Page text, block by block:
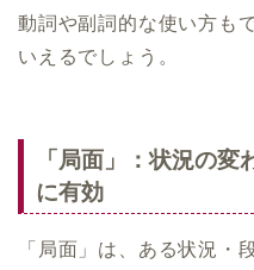
動詞や副詞的な使い方も
いえるでしょう。
「局面」：状況の変
に有効
「局面」は、ある状況・